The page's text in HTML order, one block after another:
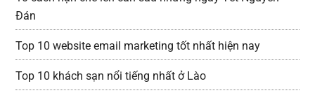
Đán
Top 10 website email marketing tốt nhất hiện nay
Top 10 khách sạn nổi tiếng nhất ở Lào